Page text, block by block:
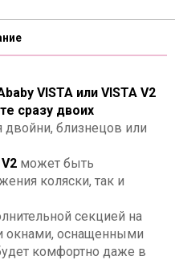
VISTA или VISTA V2
сразу двоих
близнецов или
может быть
коляски, так и
секцией на
окнами, оснащенными
комфортно даже в